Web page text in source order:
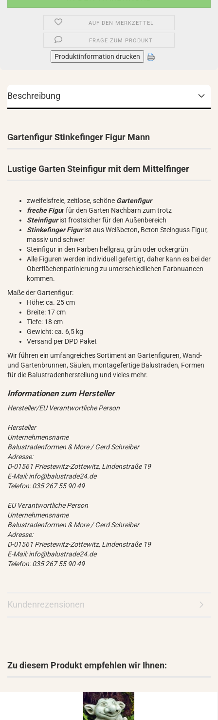
AUF DEN MERKZETTEL
FRAGE ZUM PRODUKT
Produktinformation drucken
Beschreibung
Gartenfigur Stinkefinger Figur Mann
Lustige Garten Steinfigur mit dem Mittelfinger
zweifelsfreie, zeitlose, schöne Gartenfigur
freche Figur für den Garten Nachbarn zum trotz
Steinfigurist frostsicher für den Außenbereich
Stinkefinger Figurist aus Weißbeton, Beton Steinguss Figur,
massiv und schwer
Steinfigur in den Farben hellgrau, grün oder ockergrün
Alle Figuren werden individuell gefertigt, daher kann es bei der
Oberflächenpatinierung zu unterschiedlichen Farbnuancen
kommen.
Maße der Gartenfigur:
Höhe: ca. 25 cm
Breite: 17 cm
Tiefe: 18 cm
Gewicht: ca. 6,5 kg
Versand per DPD Paket
Wir führen ein umfangreiches Sortiment an Gartenfiguren, Wand-
und Gartenbrunnen, Säulen, montagefertige Balustraden, Formen
für die Balustradenherstellung und vieles mehr.
Hersteller/EU Verantwortliche Person
Hersteller
Unternehmensname
Balustradenformen & More / Gerd Schreiber
Adresse:
D-01561 Priestewitz-Zottewitz, Lindenstraße 19
E-Mail: info@balustrade24.de
Telefon: 035 267 55 90 49
EU Verantwortliche Person
Unternehmensname
Balustradenformen & More / Gerd Schreiber
Adresse:
D-01561 Priestewitz-Zottewitz, Lindenstraße 19
E-Mail: info@balustrade24.de
Telefon: 035 267 55 90 49
Kundenrezensionen
Zu diesem Produkt empfehlen wir Ihnen: